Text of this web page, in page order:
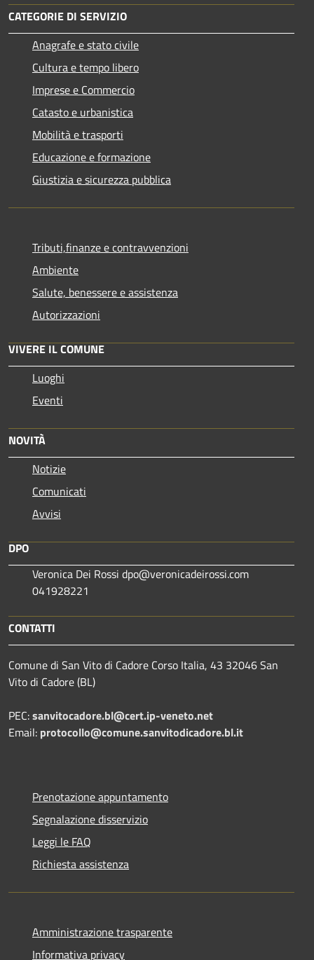
CATEGORIE DI SERVIZIO
Anagrafe e stato civile
Cultura e tempo libero
Imprese e Commercio
Catasto e urbanistica
Mobilità e trasporti
Educazione e formazione
Giustizia e sicurezza pubblica
Tributi,finanze e contravvenzioni
Ambiente
Salute, benessere e assistenza
Autorizzazioni
VIVERE IL COMUNE
Luoghi
Eventi
NOVITÀ
Notizie
Comunicati
Avvisi
DPO
Veronica Dei Rossi dpo@veronicadeirossi.com
041928221
CONTATTI
Comune di San Vito di Cadore Corso Italia, 43 32046 San
Vito di Cadore (BL)
PEC:sanvitocadore.bl@cert.ip-veneto.net
Email: protocollo@comune.sanvitodicadore.bl.it
Prenotazione appuntamento
Segnalazione disservizio
Leggi le FAQ
Richiesta assistenza
Amministrazione trasparente
Informativa privacy